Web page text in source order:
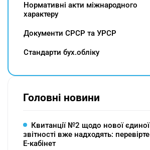
Нормативні акти міжнародного
характеру
Документи СРСР та УРСР
Cтандарти бух.обліку
Головні новини
Квитанції №2 щодо нової єдиної
звітності вже надходять: перевірте
Е-кабінет